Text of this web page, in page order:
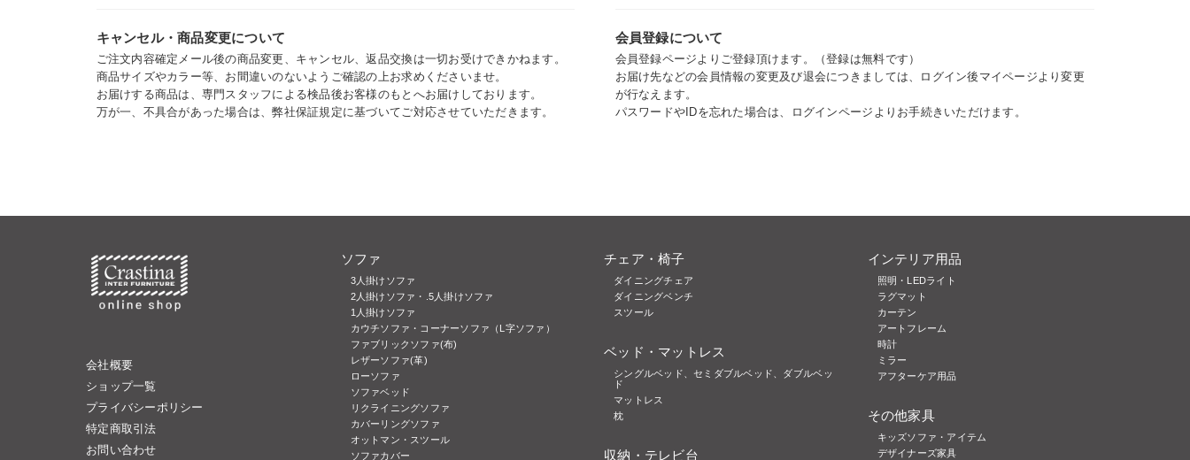
キャンセル・商品変更について
ご注文内容確定メール後の商品変更、キャンセル、返品交換は一切お受けできかねます。
商品サイズやカラー等、お間違いのないようご確認の上お求めくださいませ。
お届けする商品は、専門スタッフによる検品後お客様のもとへお届けしております。
万が一、不具合があった場合は、弊社保証規定に基づいてご対応させていただきます。
会員登録について
会員登録ページよりご登録頂けます。（登録は無料です）
お届け先などの会員情報の変更及び退会につきましては、ログイン後マイページより変更
が行なえます。
パスワードやIDを忘れた場合は、ログインページよりお手続きいただけます。
会社概要
ショップ一覧
プライバシーポリシー
特定商取引法
お問い合わせ
ソファ
3人掛けソファ
2人掛けソファ・.5人掛けソファ
1人掛けソファ
カウチソファ・コーナーソファ（L字ソファ）
ファブリックソファ(布)
レザーソファ(革)
ローソファ
ソファベッド
リクライニングソファ
カバーリングソファ
オットマン・スツール
ソファカバー
チェア・椅子
ダイニングチェア
ダイニングベンチ
スツール
ベッド・マットレス
シングルベッド、セミダブルベッド、ダブルベッ
ド
マットレス
枕
収納・テレビ台
インテリア用品
照明・LEDライト
ラグマット
カーテン
アートフレーム
時計
ミラー
アフターケア用品
その他家具
キッズソファ・アイテム
デザイナーズ家具